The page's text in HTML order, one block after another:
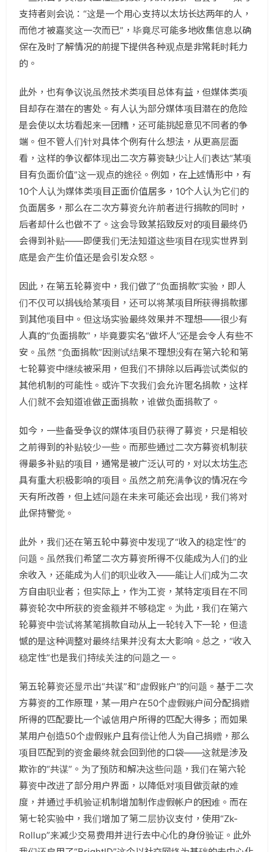
支持者则会说：“这是一个用心支持以太坊长达两年的人，
而他才被嘉奖这一次而已”，毕竟尽可能多地收集信息以确
保在及时了解情况的前提下提供各种观点是非常耗时耗力
的。
此外，也有争议说虽然技术类项目总体有益，但媒体类项
目却存在潜在的害处。有人认为部分媒体项目潜在的危险
是会使以太坊看起来一团糟，还可能挑起意见不同者的争
端。但不管人们针对具体个例有什么想法，从更高层面
看，这样的争议都体现出二次方募资缺少让人们表达“某项
目有负面价值”这一观点的途径。例如，在上述情形中，有
10个人认为媒体类项目正面价值居多，10个人认为它们的
负面居多，那么在二次方募资允许前者进行捐款的同时，
后者却什么也做不了。这会导致某招致反对的项目最终仍
会得到补贴——即便我们无法知道这些项目在现实世界到
底是会产生价值还是会引发众怒。
因此，在第五轮募资中，我们做了“负面捐款”实验，即人
们不仅可以捐钱给某项目，还可以将某项目所获得捐款挪
到其他项目中。但这场实验最终效果并不理想——很少有
人真的“负面捐款”，毕竟要实名“做坏人”还是会令人有些不
安。虽然 “负面捐款”因测试结果不理想没有在第六轮和第
七轮募资中继续被采用，但我们不排除以后再尝试类似的
其他机制的可能性。或许下次我们会允许匿名捐款，这样
人们就不会知道谁做正面捐款，谁做负面捐款了。
如今，一些备受争议的媒体项目仍获得了募资，只是相较
之前得到的补贴较少一些。而那些通过二次方募资机制获
得最多补贴的项目，通常是被广泛认可的，对以太坊生态
具有重大积极影响的项目。虽然之前充满争议的情况在今
天有所改善，但上述问题在未来可能还会出现，我们将对
此保持警觉。
此外，我们还在第五轮中募资中发现了“收入的稳定性”的
问题。虽然我们希望二次方募资所得不仅能成为人们的业
余收入，还能成为人们的职业收入——能让人们成为二次
方自由职业者；但实际上，作为工资，某特定项目在不同
募资轮次中所获的资金额并不够稳定。为此，我们在第六
轮募资中尝试将某笔捐款自动从上一轮转入下一轮，但遗
憾的是这种调整对最终结果并没有太大影响。总之，“收入
稳定性”也是我们持续关注的问题之一。
第五轮募资还显示出“共谋”和“虚假账户”的问题。基于二次
方募资的工作原理，某一用户在50个虚假账户间分配捐赠
所得的匹配要比一个诚信用户所得的匹配大得多；而如果
某用户创造50个虚假账户且有偿让他人为自己捐赠，那么
项目匹配到的资金最终就会回到他的口袋——这就是涉及
欺诈的“共谋”。为了预防和解决这些问题，我们在第六轮
募资中改进了部分用户界面，以降低对项目做贡献的难
度，并通过手机验证机制增加制作虚假帐户的困难。而在
第七轮实验中，我们增加了第二层协议支付，使用“Zk-
Rollup”来减少交易费用并进行去中心化的身份验证。此外